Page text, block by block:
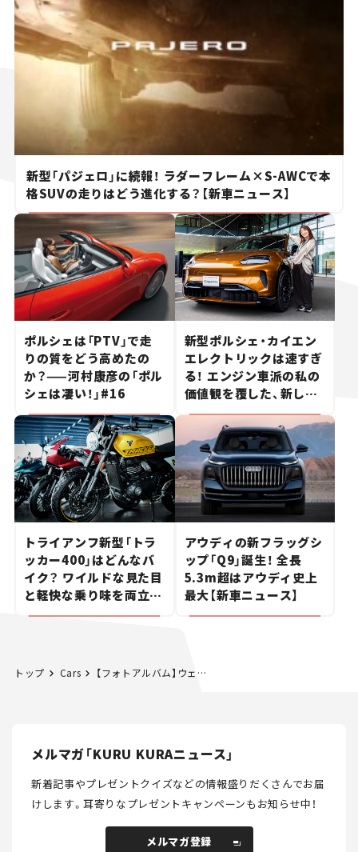
新型「パジェロ」に続報！ ラダーフレーム×S-AWCで本
格SUVの走りはどう進化する？【新車ニュース】
ポルシェは「PTV」で走
りの質をどう高めたの
か？——河村康彦の「ポル
シェは凄い！」#16
新型ポルシェ・カイエン
エレクトリックは速すぎ
る！ エンジン車派の私の
価値観を覆した、新しい
ポルシェの走り。
トライアンフ新型「トラ
ッカー400」はどんなバ
イク？ ワイルドな見た目
と軽快な乗り味を両立し
た400ccフラットトラッ
アウディの新フラッグシ
ップ「Q9」誕生！ 全長
5.3m超はアウディ史上
最大【新車ニュース】
トップ Cars 【フォトアルバム】ウェルカムプラザの「NSXフェア」リポート！
メルマガ「KURU KURAニュース」
新着記事やプレゼントクイズなどの情報盛りだくさんでお届
けします。耳寄りなプレゼントキャンペーンもお知らせ中！
メルマガ登録